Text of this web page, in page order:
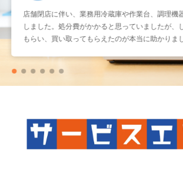
店舗閉店に伴い、業務用冷蔵庫や作業台、調理機
しました。処分費がかかると思っていましたが、
もらい、買い取ってもらえたのが本当に助かりま